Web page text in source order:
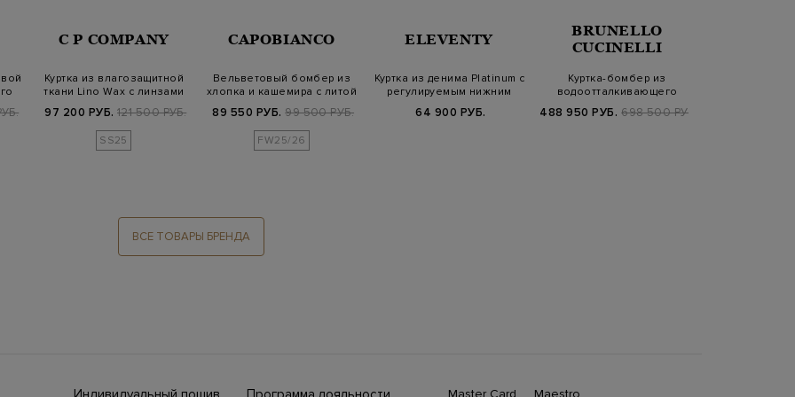
C P COMPANY
Куртка из влагозащитной
ткани Lino Wax с линзами
97 200 РУБ. 121 500 РУБ.
SS25
CAPOBIANCO
Вельветовый бомбер из
хлопка и кашемира с литой
89 550 РУБ. 99 500 РУБ.
FW25/26
ELEVENTY
Куртка из денима Platinum с
регулируемым нижним
64 900 РУБ.
BRUNELLO
CUCINELLI
Куртка-бомбер из
водоотталкивающего
488 950 РУБ. 698 500 РУБ.
ВСЕ ТОВАРЫ БРЕНДА
Master Card Maestro